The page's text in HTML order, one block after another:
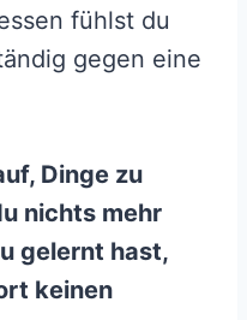
fühlst du
gegen eine
Dinge zu
nichts mehr
gelernt hast,
keinen